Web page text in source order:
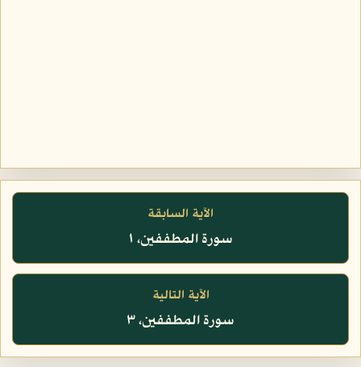
الآية السابقة
سورة المطففين، ١
الآية التالية
سورة المطففين، ٣